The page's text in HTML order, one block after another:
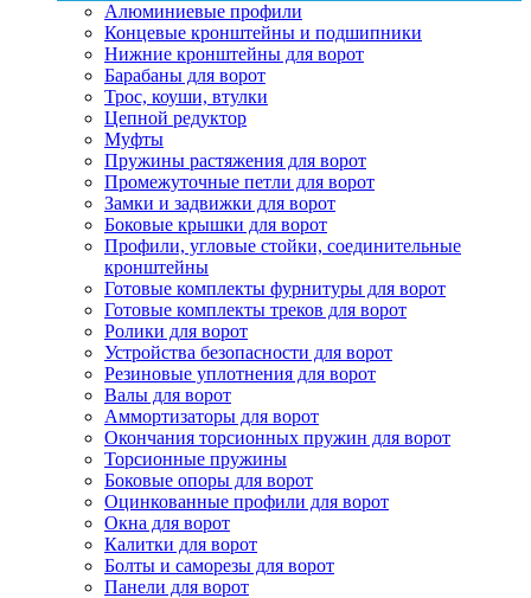
Алюминиевые профили
Концевые кронштейны и подшипники
Нижние кронштейны для ворот
Барабаны для ворот
Трос, коуши, втулки
Цепной редуктор
Муфты
Пружины растяжения для ворот
Промежуточные петли для ворот
Замки и задвижки для ворот
Боковые крышки для ворот
Профили, угловые стойки, соединительные
кронштейны
Готовые комплекты фурнитуры для ворот
Готовые комплекты треков для ворот
Ролики для ворот
Устройства безопасности для ворот
Резиновые уплотнения для ворот
Валы для ворот
Аммортизаторы для ворот
Окончания торсионных пружин для ворот
Торсионные пружины
Боковые опоры для ворот
Оцинкованные профили для ворот
Окна для ворот
Калитки для ворот
Болты и саморезы для ворот
Панели для ворот